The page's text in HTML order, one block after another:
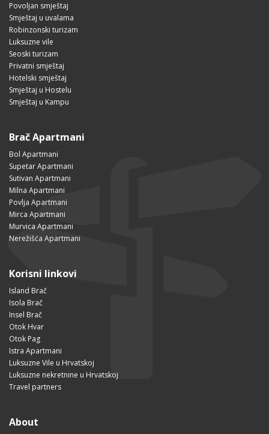
Povoljan smještaj
Smještaj u uvalama
Robinzonski turizam
Luksuzne vile
Seoski turizam
Privatni smještaj
Hotelski smještaj
Smještaj u Hostelu
Smještaj u Kampu
Brač Apartmani
Bol Apartmani
Supetar Apartmani
Sutivan Apartmani
Milna Apartmani
Povlja Apartmani
Mirca Apartmani
Murvica Apartmani
Nerežišća Apartmani
Korisni linkovi
Island Brač
Isola Brač
Insel Brač
Otok Hvar
Otok Pag
Istra Apartmani
Luksuzne Vile u Hrvatskoj
Luksuzne nekretnine u Hrvatskoj
Travel partners
About